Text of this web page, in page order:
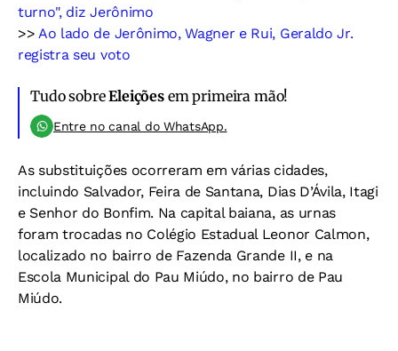
turno", diz Jerônimo
>>Ao lado de Jerônimo, Wagner e Rui, Geraldo Jr.
registra seu voto
Tudo sobreEleiçõesem primeira mão!
Entre no canal do WhatsApp.
As substituições ocorreram em várias cidades,
incluindo Salvador, Feira de Santana, Dias D’Ávila, Itagi
e Senhor do Bonfim. Na capital baiana, as urnas
foram trocadas no Colégio Estadual Leonor Calmon,
localizado no bairro de Fazenda Grande II, e na
Escola Municipal do Pau Miúdo, no bairro de Pau
Miúdo.